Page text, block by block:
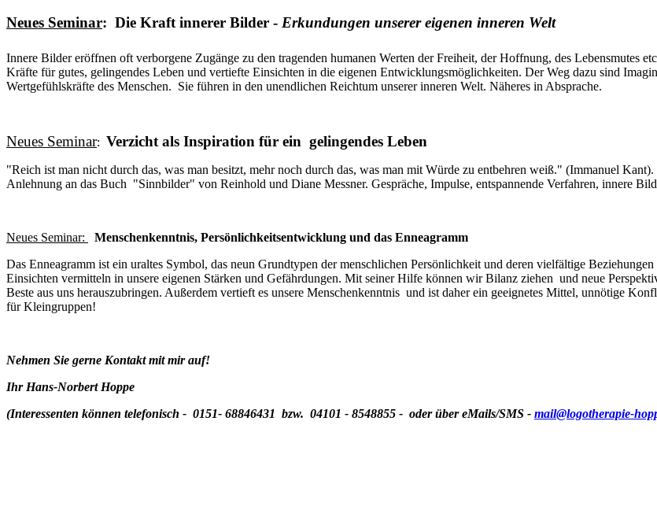
Neues Seminar: Die Kraft innerer Bilder - Erkundungen unserer eigenen inneren Welt
Innere Bilder eröffnen oft verborgene Zugänge zu den tragenden humanen Werten der Freiheit, der Hoffnung, des Lebensmutes
Kräfte für gutes, gelingendes Leben und vertiefte Einsichten in die eigenen Entwicklungsmöglichkeiten. Der Weg dazu sind
Wertgefühlskräfte des Menschen. Sie führen in den unendlichen Reichtum unserer inneren Welt. Näheres in Absprache.
Neues Seminar: Verzicht als Inspiration für ein gelingendes Leben
"Reich ist man nicht durch das, was man besitzt, mehr noch durch das, was man mit Würde zu entbehren weiß." (Immanuel
Anlehnung an das Buch "Sinnbilder" von Reinhold und Diane Messner. Gespräche, Impulse, entspannende Verfahren, innere
Neues Seminar:
Menschenkenntnis, Persönlichkeitsentwicklung und das Enneagramm
Das Enneagramm ist ein uraltes Symbol, das neun Grundtypen der menschlichen Persönlichkeit und deren vielfältige
Einsichten vermitteln in unsere eigenen Stärken und Gefährdungen. Mit seiner Hilfe können wir Bilanz ziehen und neue
Beste aus uns herauszubringen. Außerdem vertieft es unsere Menschenkenntnis und ist daher ein geeignetes Mittel, unnötige
für Kleingruppen!
Nehmen Sie gerne Kontakt mit mir auf!
Ihr Hans-Norbert Hoppe
(Interessenten können telefonisch - 0151- 68846431 bzw. 04101 - 8548855 - oder über eMails/SMS - mail@logotherapie-